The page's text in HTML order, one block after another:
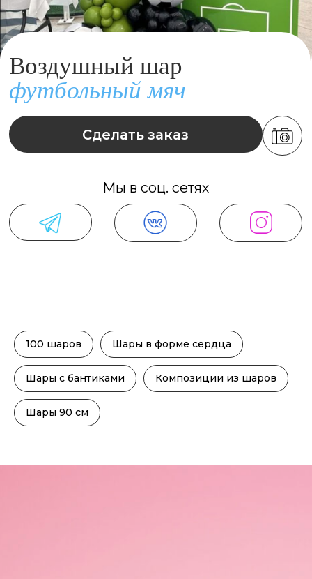
Сделать заказ
100 шаров Шары в форме сердца
Шары с бантиками Композиции из шаров
Шары 90 см